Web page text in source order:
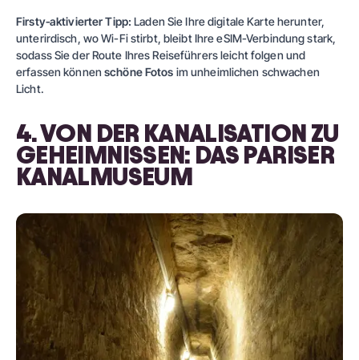
Firsty‑aktivierter Tipp: Laden Sie Ihre digitale Karte herunter,
unterirdisch, wo Wi-Fi stirbt, bleibt Ihre eSIM-Verbindung stark,
sodass Sie der Route Ihres Reiseführers leicht folgen und
erfassen könnenschöne Fotos im unheimlichen schwachen
Licht.
4. VON DER KANALISATION ZU
GEHEIMNISSEN: DAS PARISER
KANALMUSEUM